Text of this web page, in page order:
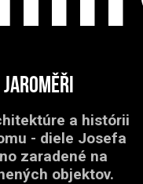
a histórii
- diele Josefa
zaradené na
objektov.